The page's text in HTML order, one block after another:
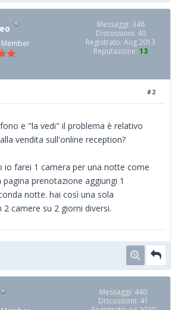
Member
Messaggi: 348
Discussioni: 40
Registrato: Aug 2013
Reputazione: 13
#2
e "la vedi" il problema è relativo
vendita sull'online reception?
io farei 1 camera per una notte come
pagina prenotazione aggiungi 1
notte. hai così una sola
camere su 2 giorni diversi.
Messaggi: 440
Discussioni: 41